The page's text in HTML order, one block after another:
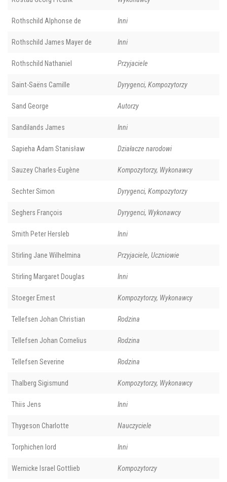
Rothschild Alphonse de Inni
Rothschild James Mayer de Inni
Rothschild Nathaniel Przyjaciele
Saint-Saëns Camille Dyrygenci, Kompozytorzy
Sand George Autorzy
Sandilands James Inni
Sapieha Adam Stanisław Działacze narodowi
Sauzey Charles-Eugène Kompozytorzy, Wykonawcy
Sechter Simon Dyrygenci, Kompozytorzy
Seghers François Dyrygenci, Wykonawcy
Smith Peter Hersleb Inni
Stirling Jane Wilhelmina Przyjaciele, Uczniowie
Stirling Margaret Douglas Inni
Stoeger Ernest Kompozytorzy, Wykonawcy
Tellefsen Johan Christian Rodzina
Tellefsen Johan Cornelius Rodzina
Tellefsen Severine Rodzina
Thalberg Sigismund Kompozytorzy, Wykonawcy
Thiis Jens Inni
Thygeson Charlotte Nauczyciele
Torphichen lord Inni
Wernicke Israel Gottlieb Kompozytorzy